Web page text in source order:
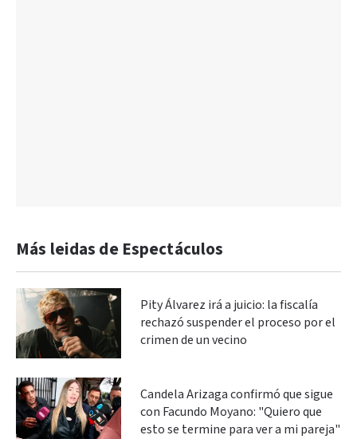
Más leidas de Espectáculos
Pity Álvarez irá a juicio: la fiscalía
rechazó suspender el proceso por el
crimen de un vecino
Candela Arizaga confirmó que sigue
con Facundo Moyano: "Quiero que
esto se termine para ver a mi pareja"